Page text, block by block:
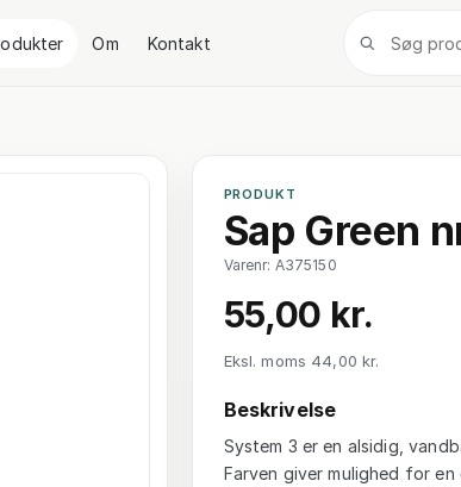
Om Kontakt
PRODUKT
Sap Green
Varenr: A375150
55,00 kr.
Eksl. moms 44,00 kr.
Beskrivelse
System 3 er en alsidig,
Farven giver mulighed for